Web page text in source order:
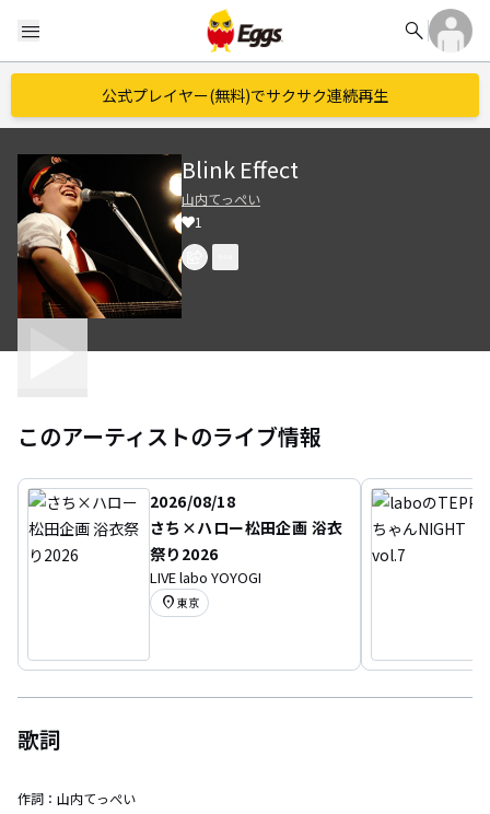
menu search
公式プレイヤー(無料)でサクサク連続再生
Blink Effect
山内てっぺい
1
このアーティストのライブ情報
2026/08/18
さち×ハロー松田企画 浴衣
祭り2026
LIVE labo YOYOGI
location_on 東京
歌詞
作詞： 山内てっぺい